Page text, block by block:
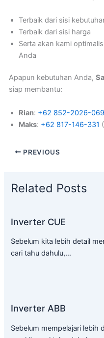
Terbaik dari sisi
Terbaik dari sisi harga
Serta akan kami
Anda
Apapun kebutuhan Anda,
siap membantu:
Rian: +62 852-2026-
Maks: +62 817-146-331 (
PREVIOUS
Related Posts
Inverter CUE
Sebelum kita lebih detail
cari tahu dahulu,…
Inverter ABB
Sebelum mempelajari lebih